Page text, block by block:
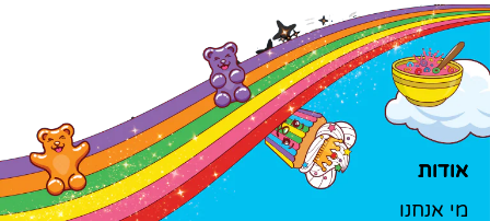
אודות
מי אנחנו